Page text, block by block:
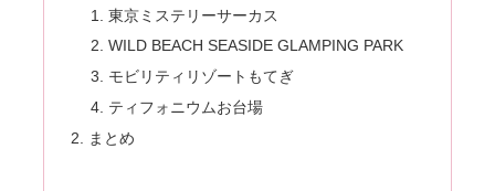
東京ミステリーサーカス
WILD BEACH SEASIDE GLAMPING PARK
モビリティリゾートもてぎ
ティフォニウムお台場
まとめ